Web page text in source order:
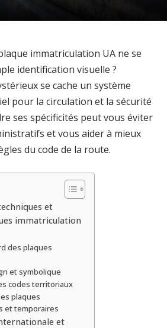
immatriculation UA ne se
identification visuelle ?
se cache un système
pour la circulation et la sécurité
ses spécificités peut vous éviter
et vous aider à mieux
du code de la route.
et
immatriculation
des plaques
et symbolique
codes territoriaux
plaques
et temporaires
et